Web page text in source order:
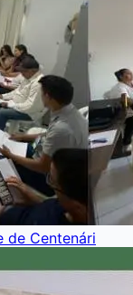
de Centenári